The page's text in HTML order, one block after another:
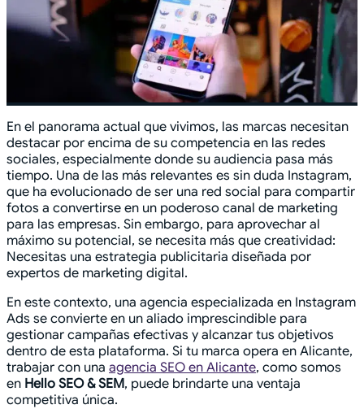
En el panorama actual que vivimos, las marcas necesitan
destacar por encima de su competencia en las redes
sociales, especialmente donde su audiencia pasa más
tiempo. Una de las más relevantes es sin duda Instagram,
que ha evolucionado de ser una red social para compartir
fotos a convertirse en un poderoso canal de marketing
para las empresas. Sin embargo, para aprovechar al
máximo su potencial, se necesita más que creatividad:
Necesitas una estrategia publicitaria diseñada por
expertos de marketing digital.
En este contexto, una agencia especializada en Instagram
Ads se convierte en un aliado imprescindible para
gestionar campañas efectivas y alcanzar tus objetivos
dentro de esta plataforma. Si tu marca opera en Alicante,
trabajar con una agencia SEO en Alicante, como somos
en Hello SEO & SEM, puede brindarte una ventaja
competitiva única.